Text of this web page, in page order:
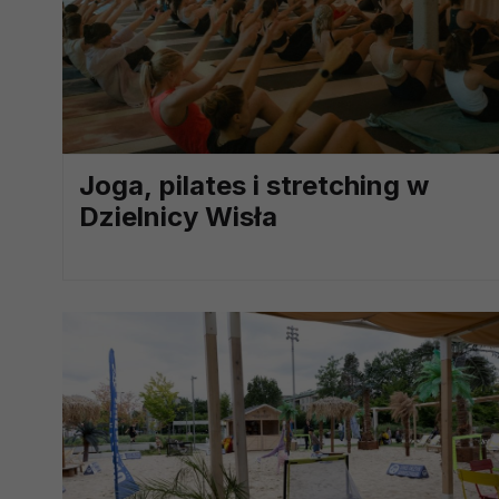
Joga, pilates i stretching w
Dzielnicy Wisła
potrzebom
Komu możemy przekazać dane?
Zgodnie z obowiązującym
np. agencjom marketingowym,
obowiązującego prawa np.
prawną. Pragniemy też
Zaufanych parterów.
Jakie masz prawa w stosunku
Masz między innymi prawo do
także wycofać zgodę na
szczegółowo tutaj.
Jakie są podstawy prawne
Każde przetwarzanie Twoich
Podstawą prawną
analizowania ich i